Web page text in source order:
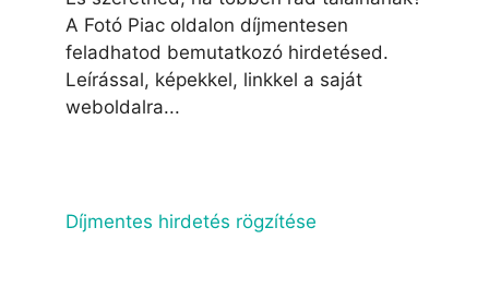
A Fotó Piac oldalon díjmentesen
feladhatod bemutatkozó hirdetésed.
Leírással, képekkel, linkkel a saját
weboldalra...
Díjmentes hirdetés rögzítése